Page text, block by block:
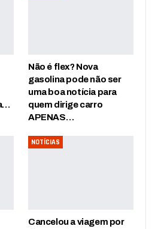
Não é flex? Nova
gasolina pode não ser
uma boa notícia para
quem dirige carro
APENAS…
NOTÍCIAS
Cancelou a viagem por